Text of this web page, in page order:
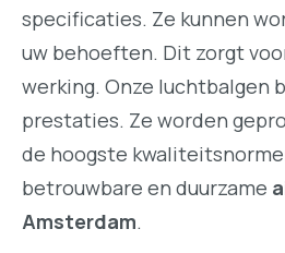
specificaties. Ze kunnen
uw behoeften. Dit zorgt
werking. Onze luchtbalgen
prestaties. Ze worden
de hoogste
betrouwbare en duurzame
Amsterdam.